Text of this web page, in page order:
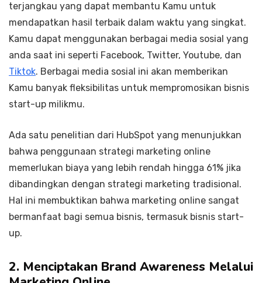
terjangkau yang dapat membantu Kamu untuk
mendapatkan hasil terbaik dalam waktu yang singkat.
Kamu dapat menggunakan berbagai media sosial yang
anda saat ini seperti Facebook, Twitter, Youtube, dan
Tiktok. Berbagai media sosial ini akan memberikan
Kamu banyak fleksibilitas untuk mempromosikan bisnis
start-up milikmu.
Ada satu penelitian dari HubSpot yang menunjukkan
bahwa penggunaan strategi marketing online
memerlukan biaya yang lebih rendah hingga 61% jika
dibandingkan dengan strategi marketing tradisional.
Hal ini membuktikan bahwa marketing online sangat
bermanfaat bagi semua bisnis, termasuk bisnis start-
up.
2. Menciptakan Brand Awareness Melalui